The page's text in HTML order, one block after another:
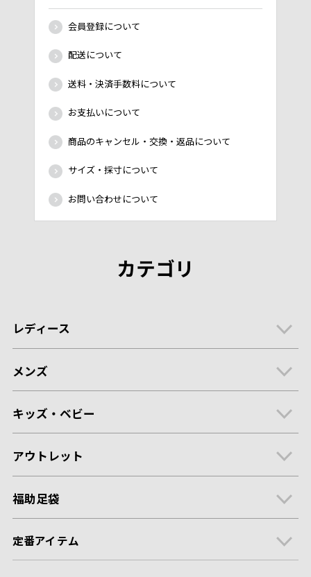
会員登録について
配送について
送料・決済手数料について
お支払いについて
商品のキャンセル・交換・返品について
サイズ・採寸について
お問い合わせについて
カテゴリ
レディース
メンズ
キッズ・ベビー
アウトレット
福助足袋
定番アイテム